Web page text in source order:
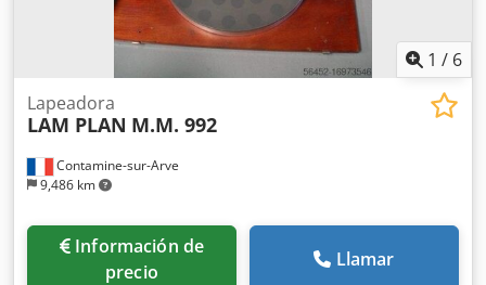
1 / 6
Contamine-sur-Arve
9,486 km
Lapeadora
LAM PLAN M.M. 992
Información de
precio
Llamar